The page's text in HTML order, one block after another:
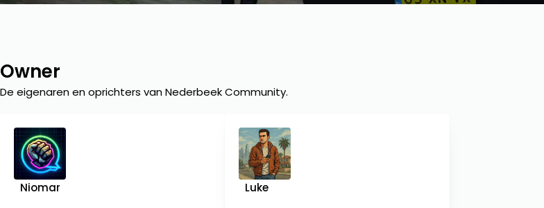
Owner
De eigenaren en oprichters van Nederbeek Community.
Niomar Luke 🎄